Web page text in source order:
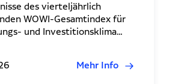
des vierteljährlich
WOWI-Gesamtindex für
und Investitionsklima…
Mehr Info